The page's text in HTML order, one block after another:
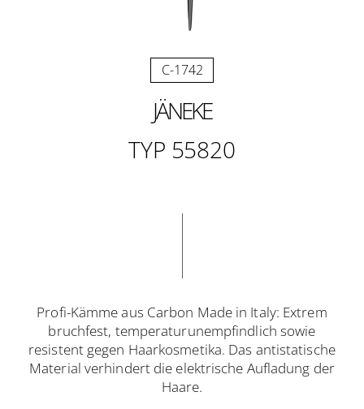
C-1742
JÄNEKE
TYP 55820
Profi-Kämme aus Carbon Made in Italy: Extrem
bruchfest, temperaturunempfindlich sowie
resistent gegen Haarkosmetika. Das antistatische
Material verhindert die elektrische Aufladung der
Haare.